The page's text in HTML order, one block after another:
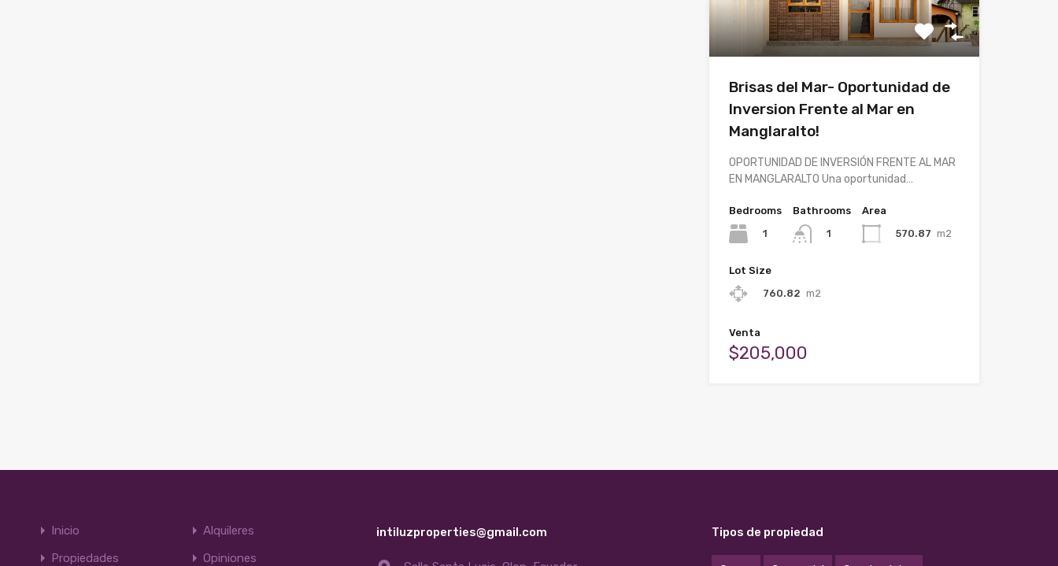
Brisas del Mar- Oportunidad de
Inversion Frente al Mar en
Manglaralto!
OPORTUNIDAD DE INVERSIÓN FRENTE AL MAR
EN MANGLARALTO Una oportunidad…
Bedrooms
1
Bathrooms
1
Area
570.87 m2
Lot Size
760.82 m2
Venta
$205,000
Inicio
Alquileres
Propiedades
Opiniones
intiluzproperties@gmail.com Tipos de propiedad